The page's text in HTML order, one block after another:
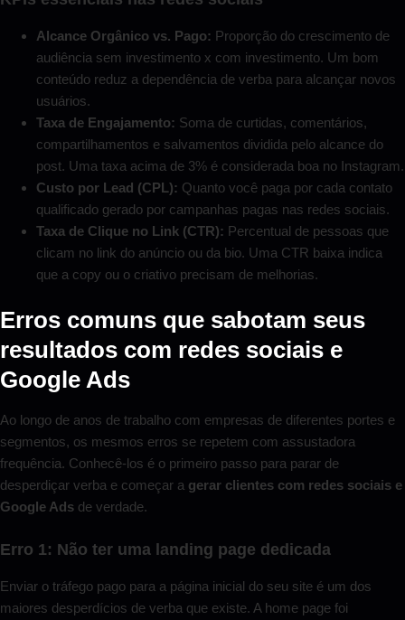
Alcance Orgânico vs. Pago: Proporção do crescimento de
audiência sem investimento x com investimento. Um bom
conteúdo reduz a dependência de verba para alcançar novos
usuários.
Taxa de Engajamento: Soma de curtidas, comentários,
compartilhamentos e salvamentos dividida pelo alcance do
post. Uma taxa acima de 3% é considerada boa no Instagram.
Custo por Lead (CPL): Quanto você paga por cada contato
qualificado gerado por campanhas pagas nas redes sociais.
Taxa de Clique no Link (CTR): Percentual de pessoas que
clicam no link do anúncio ou da bio. Uma CTR baixa indica
que a copy ou o criativo precisam de melhorias.
Erros comuns que sabotam seus
resultados com redes sociais e
Google Ads
Ao longo de anos de trabalho com empresas de diferentes portes e
segmentos, os mesmos erros se repetem com assustadora
frequência. Conhecê-los é o primeiro passo para parar de
desperdiçar verba e começar a gerar clientes com redes sociais e
Google Ads de verdade.
Erro 1: Não ter uma landing page dedicada
Enviar o tráfego pago para a página inicial do seu site é um dos
maiores desperdícios de verba que existe. A home page foi